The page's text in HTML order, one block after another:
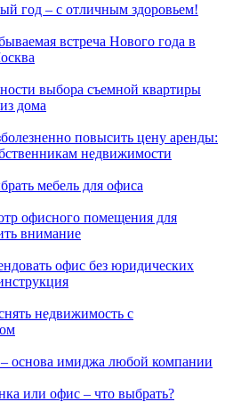
год – с отличным здоровьем!
встреча Нового года в
выбора съемной квартиры
дома
повысить цену аренды:
недвижимости
мебель для офиса
офисного помещения для
внимание
офис без юридических
недвижимость с
основа имиджа любой компании
или офис – что выбрать?